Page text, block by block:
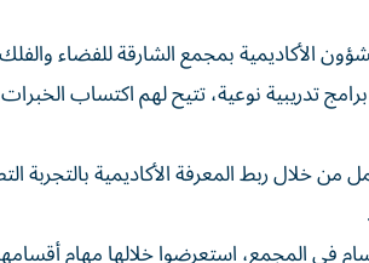
الأكاديمية بمجمع الشارقة للفضاء
تدريبية نوعية، تتيح لهم اكتساب
خلال ربط المعرفة الأكاديمية بالتجربة